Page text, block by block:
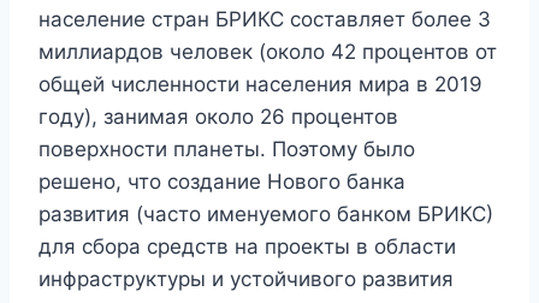
население стран БРИКС составляет более 3
миллиардов человек (около 42 процентов от
общей численности населения мира в 2019
году), занимая около 26 процентов
поверхности планеты. Поэтому было
решено, что создание Нового банка
развития (часто именуемого банком БРИКС)
для сбора средств на проекты в области
инфраструктуры и устойчивого развития